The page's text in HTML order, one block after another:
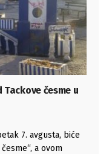
Tackove česme u
7. avgusta, biće
a ovom